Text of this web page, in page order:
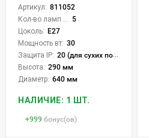
Артикул: 811052
5
Цоколь: E27
Мощность вт: 30
Защита IP: 20 (для сухих пом.)
Высота: 290 мм
Диаметр: 640 мм
НАЛИЧИЕ: 1 ШТ.
+999 бонус(ов)